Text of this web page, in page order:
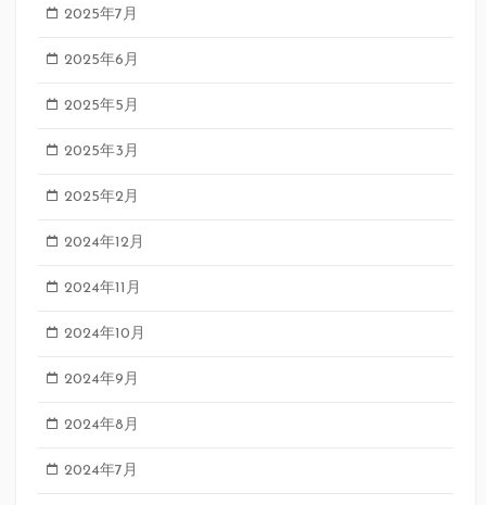
2025年7月
2025年6月
2025年5月
2025年3月
2025年2月
2024年12月
2024年11月
2024年10月
2024年9月
2024年8月
2024年7月